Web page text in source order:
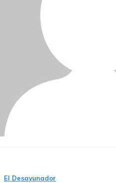
El Desayunador